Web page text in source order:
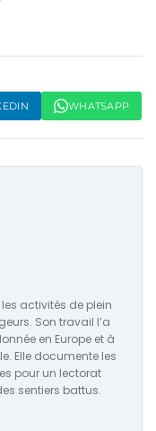
WHATSAPP
activités de plein
Son travail l’a
en Europe et à
Elle documente les
pour un lectorat
sentiers battus.